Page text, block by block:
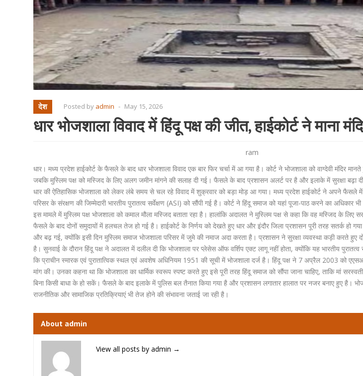
देश Posted by admin - May 15, 2026
धार भोजशाला विवाद में हिंदू पक्ष की जीत, हाईकोर्ट ने माना
ram
धार। मध्य प्रदेश हाईकोर्ट के फैसले के बाद धार भोजशाला विवाद एक बार फिर चर्चा में आ गया है। कोर्ट ने भोजशाला को वाग्देवी मंदिर
जबकि मुस्लिम पक्ष को मस्जिद के लिए अलग जमीन मांगने की सलाह दी गई। फैसले के बाद प्रशासन अलर्ट पर है और इलाके में सुरक्षा बढ़ा
धार की ऐतिहासिक भोजशाला को लेकर लंबे समय से चल रहे विवाद में शुक्रवार को बड़ा मोड़ आ गया। मध्य प्रदेश हाईकोर्ट ने अपने फैसले में
परिसर के संरक्षण की जिम्मेदारी भारतीय पुरातत्व सर्वेक्षण (ASI) को सौंपी गई है। कोर्ट ने हिंदू समाज को यहां पूजा-पाठ करने का अधिकार भी
इस मामले में मुस्लिम पक्ष भोजशाला को कमाल मौला मस्जिद बताता रहा है। हालांकि अदालत ने मुस्लिम पक्ष से कहा कि वह मस्जिद के
फैसले के बाद दोनों समुदायों में हलचल तेज हो गई है। हाईकोर्ट के निर्णय को देखते हुए धार और इंदौर जिला प्रशासन पूरी तरह सतर्क हो
और बढ़ गई, क्योंकि इसी दिन मुस्लिम समाज भोजशाला परिसर में जुमे की नमाज अदा करता है। प्रशासन ने सुरक्षा व्यवस्था कड़ी करते हुए
है। सुनवाई के दौरान हिंदू पक्ष ने अदालत में दलील दी कि भोजशाला पर प्लेसेस ऑफ वर्शिप एक्ट लागू नहीं होता, क्योंकि यह भारतीय पुरातत्व
कि प्राचीन स्मारक एवं पुरातात्विक स्थल एवं अवशेष अधिनियम 1951 की सूची में भोजशाला दर्ज है। हिंदू पक्ष ने 7 अप्रैल 2003 को
मांग की। उनका कहना था कि भोजशाला का धार्मिक स्वरूप स्पष्ट करते हुए इसे पूरी तरह हिंदू समाज को सौंपा जाना चाहिए, ताकि मां
बिना किसी बाधा के हो सकें। फैसले के बाद इलाके में पुलिस बल तैनात किया गया है और प्रशासन लगातार हालात पर नजर बनाए हुए है।
राजनीतिक और सामाजिक प्रतिक्रियाएं भी तेज होने की संभावना जताई जा रही है।
About admin
View all posts by admin →